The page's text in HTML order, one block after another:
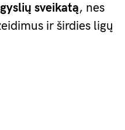
sveikatą, nes
ir širdies ligų